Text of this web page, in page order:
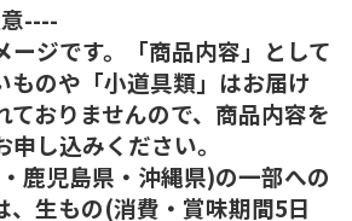
----
ジです。「商品内容」として
ものや「小道具類」はお届け
ておりませんので、商品内容を
し込みください。
鹿児島県・沖縄県)の一部への
、生もの(消費・賞味期間5日